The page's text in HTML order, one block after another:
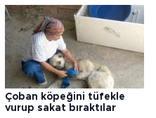
Çoban köpeğini tüfekle
vurup sakat bıraktılar